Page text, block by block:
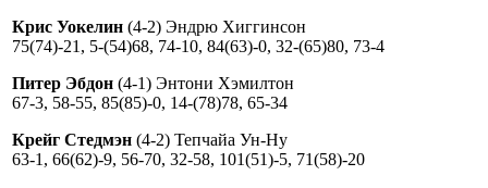
Крис Уокелин (4-2) Эндрю Хиггинсон
75(74)-21, 5-(54)68, 74-10, 84(63)-0, 32-(65)80, 73-4
Питер Эбдон (4-1) Энтони Хэмилтон
67-3, 58-55, 85(85)-0, 14-(78)78, 65-34
Крейг Стедмэн (4-2) Тепчайа Ун-Ну
63-1, 66(62)-9, 56-70, 32-58, 101(51)-5, 71(58)-20